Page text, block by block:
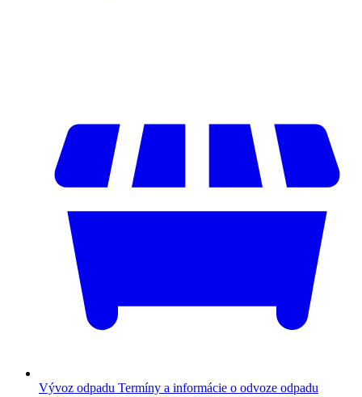
Vývoz odpadu Termíny a informácie o odvoze odpadu